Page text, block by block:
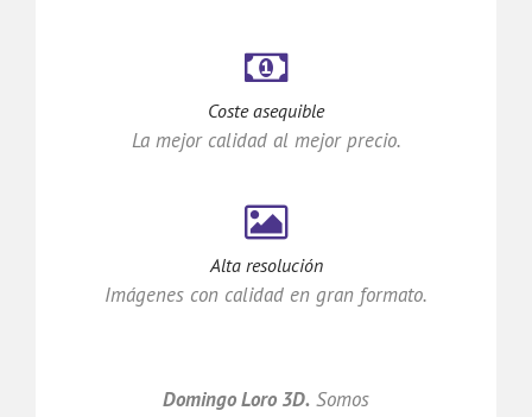
Coste asequible
La mejor calidad al mejor precio.
Alta resolución
Imágenes con calidad en gran formato.
Domingo Loro 3D. Somos